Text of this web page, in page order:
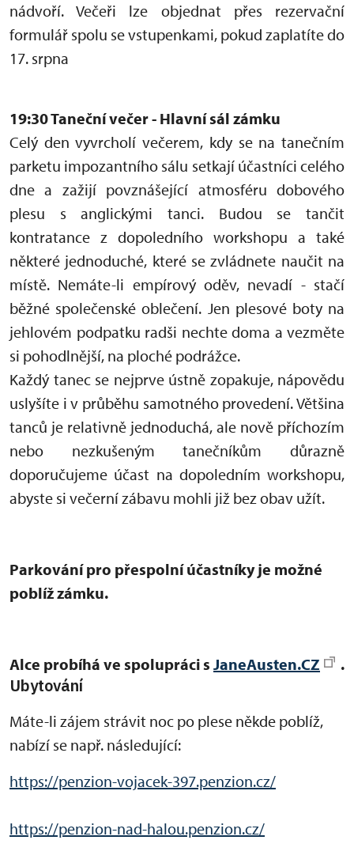
nádvoří. Večeři lze objednat přes rezervační
formulář spolu se vstupenkami, pokud zaplatíte do
17. srpna
19:30 Taneční večer - Hlavní sál zámku
Celý den vyvrcholí večerem, kdy se na tanečním
parketu impozantního sálu setkají účastníci celého
dne a zažijí povznášející atmosféru dobového
plesu s anglickými tanci. Budou se tančit
kontratance z dopoledního workshopu a také
některé jednoduché, které se zvládnete naučit na
místě. Nemáte-li empírový oděv, nevadí - stačí
běžné společenské oblečení. Jen plesové boty na
jehlovém podpatku radši nechte doma a vezměte
si pohodlnější, na ploché podrážce.
Každý tanec se nejprve ústně zopakuje, nápovědu
uslyšíte i v průběhu samotného provedení. Většina
tanců je relativně jednoduchá, ale nově příchozím
nebo nezkušeným tanečníkům důrazně
doporučujeme účast na dopoledním workshopu,
abyste si večerní zábavu mohli již bez obav užít.
Parkování pro přespolní účastníky je možné
poblíž zámku.
Alce probíhá ve spolupráci s JaneAusten.CZ .
Ubytování
Máte-li zájem strávit noc po plese někde poblíž,
nabízí se např. následující:
https://penzion-vojacek-397.penzion.cz/
https://penzion-nad-halou.penzion.cz/